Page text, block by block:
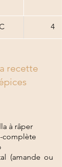
4
à râper
complète
(amande ou